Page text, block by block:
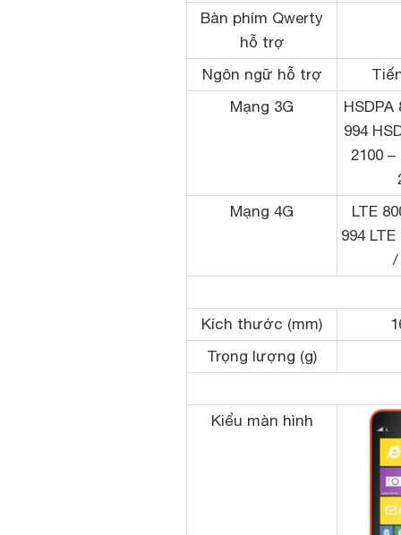
Bàn phím Qwerty
hỗ trợ
Ngôn ngữ hỗ trợ
Mạng 3G
HSDPA
994
2100 –
Mạng 4G
LTE
994
/
Kích thước (mm)
Trọng lượng (g)
Kiểu màn hình